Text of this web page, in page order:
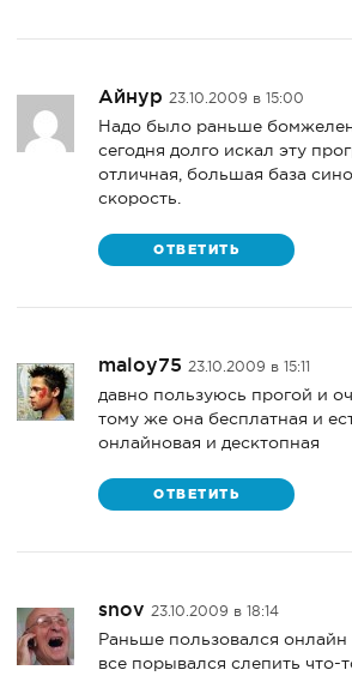
Айнур 23.10.2009 в 15:00
Надо было раньше
сегодня долго искал эту
отличная, большая база
скорость.
ОТВЕТИТЬ
maloy75 23.10.2009 в 15:11
давно пользуюсь прогой и
тому же она бесплатная и
онлайновая и десктопная
ОТВЕТИТЬ
snov 23.10.2009 в 18:14
Раньше пользовался онлайн
все порывался слепить что-